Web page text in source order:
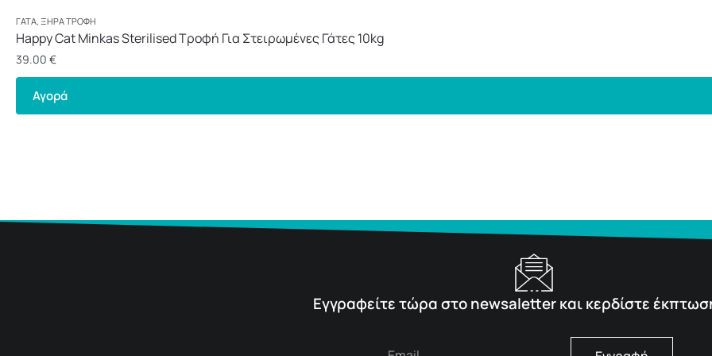
ΓΆΤΑ, ΞΗΡΆ ΤΡΟΦΉ
Happy Cat Minkas Sterilised Τροφή Για Στειρωμένες Γάτες 10kg
39.00 €
Αγορά
Εγγραφείτε τώρα στο newsaletter και κερδίστε